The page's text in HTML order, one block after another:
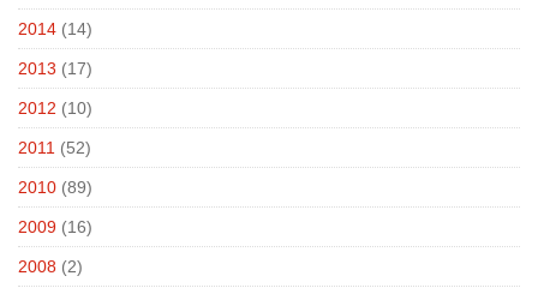
2014 (14)
2013 (17)
2012 (10)
2011 (52)
2010 (89)
2009 (16)
2008 (2)